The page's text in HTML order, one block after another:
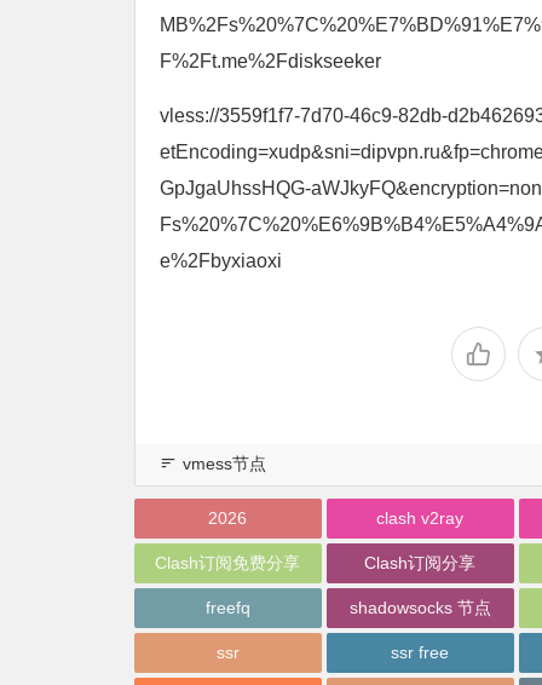
F%2Ft.me%2Fdiskseeker
vless://3559f1f7-7d70-46c9-82db-
GpJgaUhssHQG-
e%2Fbyxiaoxi
vmess节点
2026 clash v2ray
Clash订阅免费分享 Clash订阅分享
freefq shadowsocks 节点
ssr ssr free